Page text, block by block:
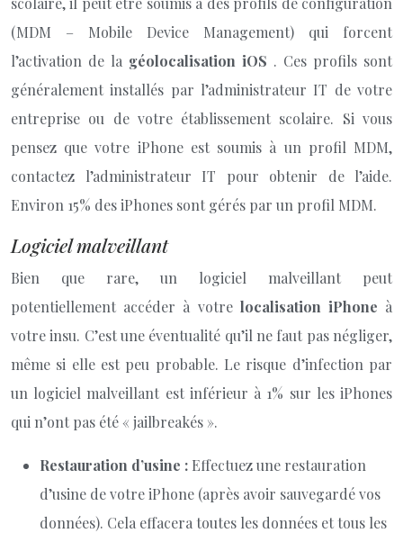
(MDM – Mobile Device Management) qui forcent
l’activation de la géolocalisation iOS . Ces profils sont
généralement installés par l’administrateur IT de votre
entreprise ou de votre établissement scolaire. Si vous
pensez que votre iPhone est soumis à un profil MDM,
contactez l’administrateur IT pour obtenir de l’aide.
Environ 15% des iPhones sont gérés par un profil MDM.
Logiciel malveillant
Bien que rare, un logiciel malveillant peut
potentiellement accéder à votre localisation iPhone à
votre insu. C’est une éventualité qu’il ne faut pas négliger,
même si elle est peu probable. Le risque d’infection par
un logiciel malveillant est inférieur à 1% sur les iPhones
qui n’ont pas été « jailbreakés ».
Restauration d’usine : Effectuez une restauration
d’usine de votre iPhone (après avoir sauvegardé vos
données). Cela effacera toutes les données et tous les